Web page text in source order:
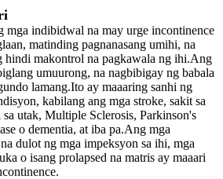
mga indibidwal na may urge incontinence
matinding pagnanasang umihi, na
hindi makontrol na pagkawala ng ihi.Ang
umuurong, na nagbibigay ng babala
lamang.Ito ay maaaring sanhi ng
kabilang ang mga stroke, sakit sa
sa utak, Multiple Sclerosis, Parkinson's
o dementia, at iba pa.Ang mga
dulot ng mga impeksyon sa ihi, mga
o isang prolapsed na matris ay maaari